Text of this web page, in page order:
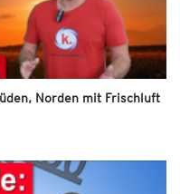
Norden mit Frischluft